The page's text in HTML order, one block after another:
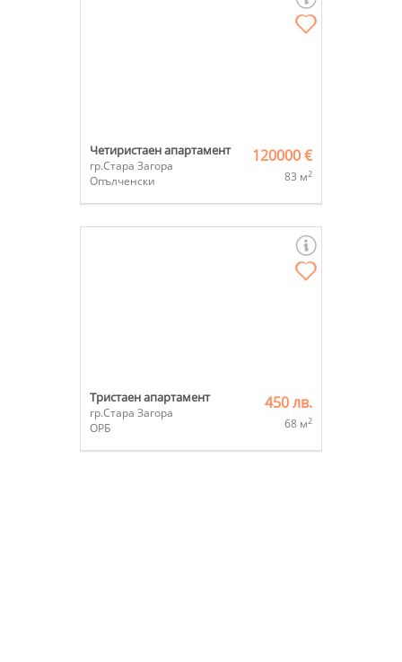
Четиристаен апартамент
гр.Стара Загора
Опълченски
120000 €
83 м2
Тристаен апартамент
гр.Стара Загора
ОРБ
450 лв.
68 м2